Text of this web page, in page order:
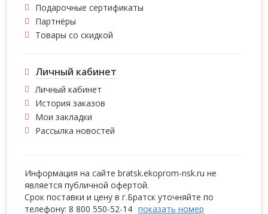
Подарочные сертификаты
Партнёры
Товары со скидкой
Личный кабинет
Личный кабинет
История заказов
Мои закладки
Рассылка новостей
Информация на сайте bratsk.ekoprom-nsk.ru не
является публичной офертой.
Срок поставки и цену в г.Братск уточняйте по
телефону: 8 800 550-52-14 показать номер